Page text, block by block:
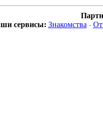
сервисы: Знакомства -